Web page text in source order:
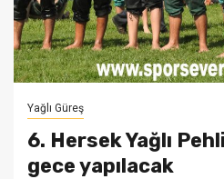
Yağlı Güreş
6. Hersek Yağlı
gece yapılacak